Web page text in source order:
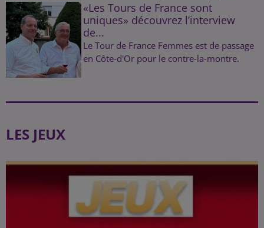
«Les Tours de France sont
uniques» découvrez l’interview
de...
Le Tour de France Femmes est de passage
en Côte-d'Or pour le contre-la-montre.
LES JEUX